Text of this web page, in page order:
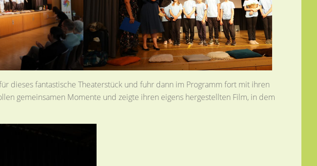
dieses fantastische Theaterstück und fuhr dann im Programm fort mit ihren
gemeinsamen Momente und zeigte ihren eigens hergestellten Film, in dem